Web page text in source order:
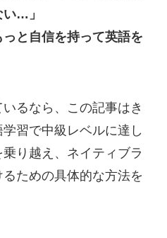
…」
っと自信を持って英語を
るなら、この記事はき
習で中級レベルに達し
乗り越え、ネイティブラ
ための具体的な方法を